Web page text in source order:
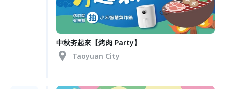
中秋夯起來【烤肉 Party】
Taoyuan City